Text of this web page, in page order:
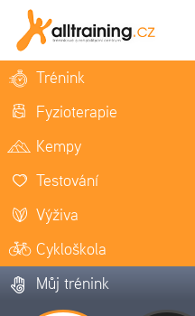
Trénink
Fyzioterapie
Kempy
Testování
Výživa
Cykloškola
Můj trénink